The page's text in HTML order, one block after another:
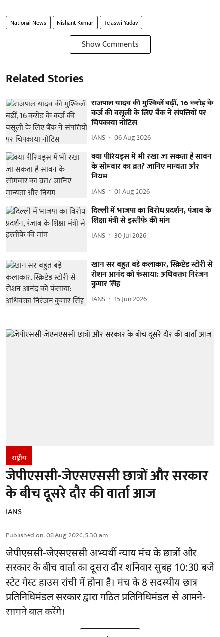
National News Nishant Kumar Tejaswi Yadav
Show Comments
Related Stories
राजपाल यादव की मुश्किलें बढ़ीं, 16 करोड़ के
कर्ज की वसूली के लिए बैंक ने संपत्तियों पर
चिपकाया नोटिस
IANS 06 Aug 2026
क्या पीरियड्स में भी रखा जा सकता है सावन
के सोमवार का व्रत? जानिए मान्यता और
नियम
IANS 01 Aug 2026
दिल्ली में भाजपा का विरोध प्रदर्शन, पंजाब के
शिक्षा मंत्री से इस्तीफे की मांग
IANS 30 Jul 2026
खान सर बहुत बड़े कलाकार, स्क्रिप्टेड स्टोरी से
रोशन आनंद को फंसाया: अधिवक्ता निरंजन
कुमार सिंह
IANS 15 Jun 2026
राष्ट्रीय
जेपीएससी-जेएसएससी छात्रों और सरकार
के बीच दूसरे दौर की वार्ता आज
IANS
Published on:08 Aug 2026, 5:30 am
जेपीएससी-जेएसएससी अभ्यर्थीन्याय मंच के छात्रों और
सरकार के बीच वार्ता का दूसरा दौर शनिवार सुबह 10:30 बजे
स्टेट गेस्ट हाउस रांची में होना है। मंच के 8 सदस्यीय छात्र
प्रतिनिधिमंडल सरकार द्वारा गठित प्रतिनिधिमंडल से आमने-
सामने बात करेंगे।